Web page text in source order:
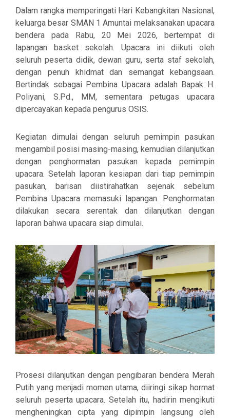
Dalam rangka memperingati Hari Kebangkitan Nasional,
keluarga besar SMAN 1 Amuntai melaksanakan upacara
bendera pada Rabu, 20 Mei 2026, bertempat di
lapangan basket sekolah. Upacara ini diikuti oleh
seluruh peserta didik, dewan guru, serta staf sekolah,
dengan penuh khidmat dan semangat kebangsaan.
Bertindak sebagai Pembina Upacara adalah Bapak H.
Poliyani, S.Pd., MM, sementara petugas upacara
dipercayakan kepada pengurus OSIS.
Kegiatan dimulai dengan seluruh pemimpin pasukan
mengambil posisi masing-masing, kemudian dilanjutkan
dengan penghormatan pasukan kepada pemimpin
upacara. Setelah laporan kesiapan dari tiap pemimpin
pasukan, barisan diistirahatkan sejenak sebelum
Pembina Upacara memasuki lapangan. Penghormatan
dilakukan secara serentak dan dilanjutkan dengan
laporan bahwa upacara siap dimulai.
Prosesi dilanjutkan dengan pengibaran bendera Merah
Putih yang menjadi momen utama, diiringi sikap hormat
seluruh peserta upacara. Setelah itu, hadirin mengikuti
mengheningkan ciptayang dipimpin langsung oleh